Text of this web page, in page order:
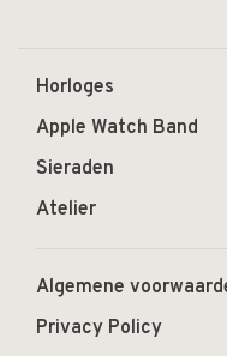
Horloges
Apple Watch Band
Sieraden
Atelier
Algemene
Privacy Policy